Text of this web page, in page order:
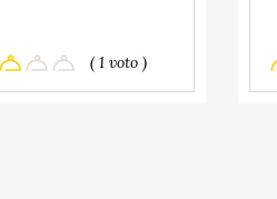
( 1 voto )